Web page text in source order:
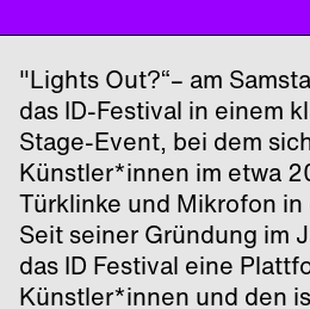
"Lights Out?“– am
das ID-Festival in einem
Stage-Event, bei dem
Künstler*innen im etwa
Türklinke und Mikrofon
Seit seiner Gründung im
das ID Festival eine
Künstler*innen und den